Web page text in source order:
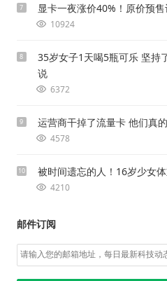
7 显卡一夜涨价40%！原价预
10924
8
35岁女子1天喝5瓶可乐 坚持
说
6372
9 运营商干掉了流量卡 他们真
4578
10 被时间遗忘的人！16岁少女
4210
邮件订阅